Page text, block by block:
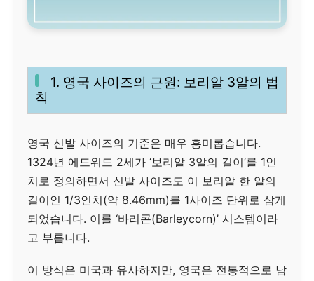
1. 영국 사이즈의 근원: 보리알 3알의 법
칙
영국 신발 사이즈의 기준은 매우 흥미롭습니다.
1324년 에드워드 2세가 ‘보리알 3알의 길이’를 1인
치로 정의하면서 신발 사이즈도 이 보리알 한 알의
길이인 1/3인치(약 8.46mm)를 1사이즈 단위로 삼게
되었습니다. 이를 ‘바리콘(Barleycorn)’ 시스템이라
고 부릅니다.
이 방식은 미국과 유사하지만, 영국은 전통적으로 남